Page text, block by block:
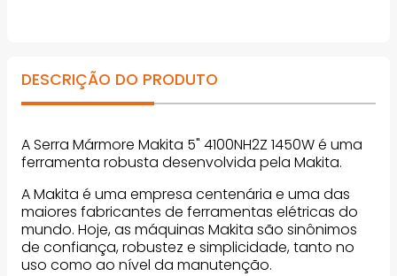
DESCRIÇÃO DO PRODUTO
A Serra Mármore Makita 5" 4100NH2Z 1450W é uma
ferramenta robusta desenvolvida pela Makita.
A Makita é uma empresa centenária e uma das
maiores fabricantes de ferramentas elétricas do
mundo. Hoje, as máquinas Makita são sinônimos
de confiança, robustez e simplicidade, tanto no
uso como ao nível da manutenção.